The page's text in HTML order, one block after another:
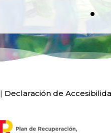
| Declaración de